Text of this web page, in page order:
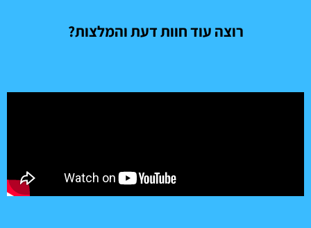
רוצה עוד חוות דעת והמלצות?